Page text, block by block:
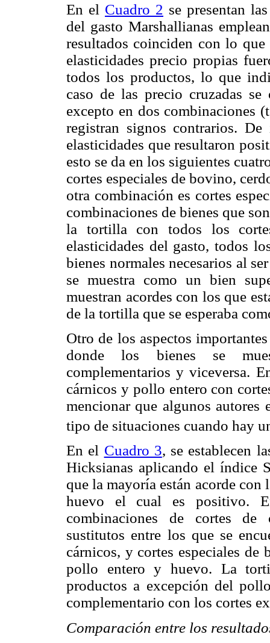
En el Cuadro 2 se presentan
del gasto Marshallianas
resultados coinciden con lo
elasticidades precio propias
todos los productos, lo que
caso de las precio cruzadas
excepto en dos combinaciones
registran signos contrarios.
elasticidades que resultaron
esto se da en los siguientes
cortes especiales de bovino,
otra combinación es cortes
combinaciones de bienes que
la tortilla con todos los
elasticidades del gasto, todos
bienes normales necesarios al
se muestra como un bien
muestran acordes con los que
de la tortilla que se esperaba
Otro de los aspectos
donde los bienes se
complementarios y viceversa.
cárnicos y pollo entero con
mencionar que algunos autores
tipo de situaciones cuando hay
En el Cuadro 3, se establecen
Hicksianas aplicando el índice
que la mayoría están acorde con
huevo el cual es positivo.
combinaciones de cortes de
sustitutos entre los que se
cárnicos, y cortes especiales
pollo entero y huevo. La
productos a excepción del
complementario con los cortes
Comparación entre los